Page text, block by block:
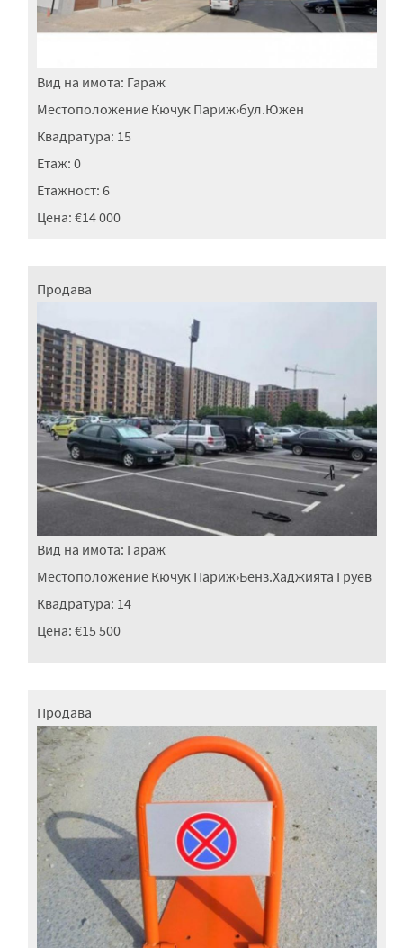
Вид на имота: Гараж
Местоположение Кючук Париж›бул.Южен
Квадратура: 15
Етаж: 0
Етажност: 6
Цена: €14 000
Продава
Вид на имота: Гараж
Местоположение Кючук Париж›Бенз.Хаджията Груев
Квадратура: 14
Цена: €15 500
Продава